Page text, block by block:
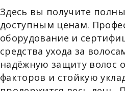
Здесь вы получите
доступным ценам.
оборудование и
средства ухода за
надёжную защиту волос
факторов и стойкую